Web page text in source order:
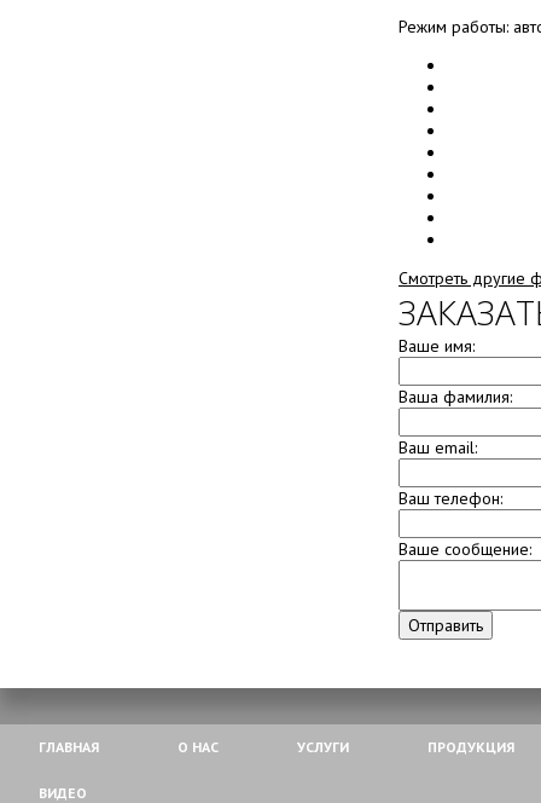
Режим работы:
Смотреть другие
Ваше имя:
Ваша фамилия:
Ваш email:
Ваш телефон:
Ваше сообщение:
Отправить
ГЛАВНАЯ О НАС УСЛУГИ ПРОДУКЦИЯ
ВИДЕО